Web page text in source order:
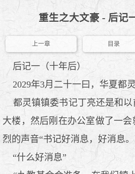
重生之大文豪 - 后记
上一章 目录
后记一（十年后）
2029年3月二十一曰，华夏都
都灵镇镇委书记丁亮还是和以
大楼，然后刚在办公室做了一
烈的声音“书记好消息，好消息。
“什么好消息”